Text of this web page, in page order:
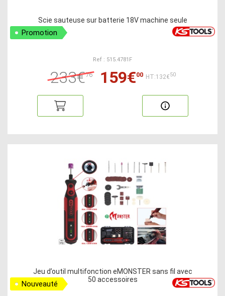
Scie sauteuse sur batterie 18V machine seule
Promotion
Ref : 515.4781F
233€76 159€00 HT:132€50
Jeu d’outil multifonction eMONSTER sans fil avec
50 accessoires
Nouveauté